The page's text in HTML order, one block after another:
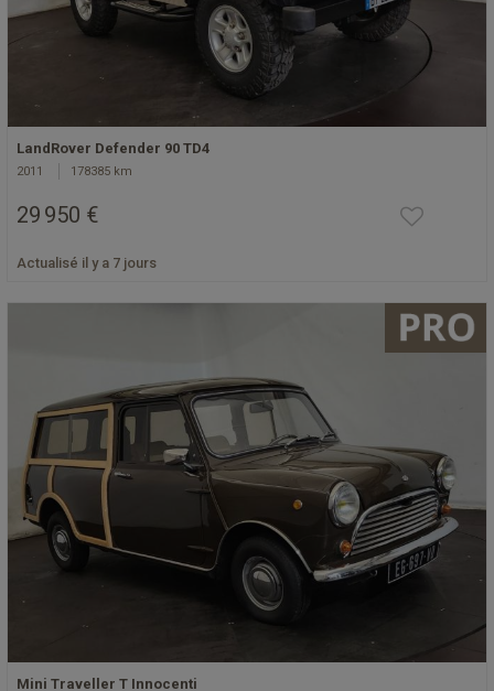
LandRover Defender 90 TD4
2011 178385 km
29 950 €
Actualisé il y a 7 jours
Mini Traveller T Innocenti